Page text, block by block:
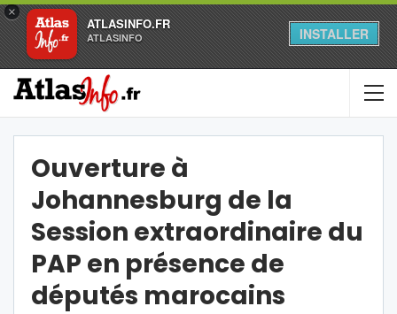
×
ATLASINFO.FR
ATLASINFO INSTALLER
Ouverture à
Johannesburg de la
Session extraordinaire du
PAP en présence de
députés marocains